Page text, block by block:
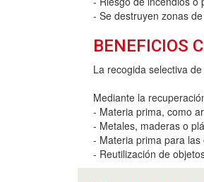
- Se destruyen zonas
BENEFICIOS
La recogida selectiva
Mediante la
- Materia prima, como
- Metales, maderas o
- Materia prima para
- Reutilización de